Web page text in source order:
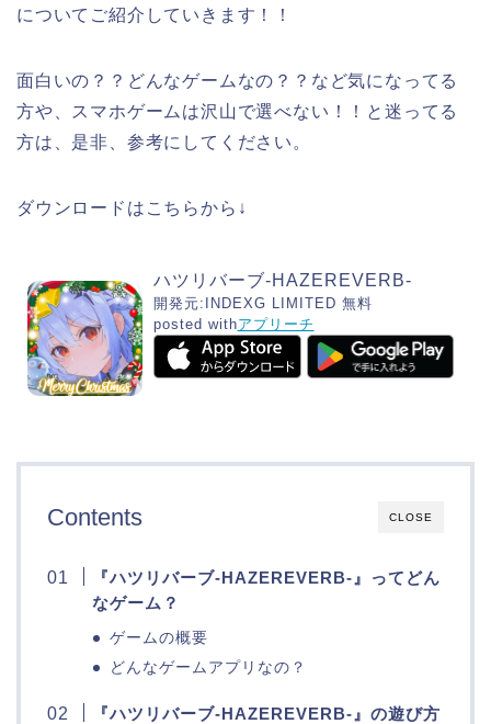
についてご紹介していきます！！
面白いの？？どんなゲームなの？？など気になってる
方や、スマホゲームは沢山で選べない！！と迷ってる
方は、是非、参考にしてください。
ダウンロードはこちらから↓
ハツリバーブ-HAZEREVERB-
開発元: INDEXG LIMITED 無料
posted withアプリーチ
CLOSE
Contents
『ハツリバーブ-HAZEREVERB-』ってどん
なゲーム？
ゲームの概要
どんなゲームアプリなの？
『ハツリバーブ-HAZEREVERB-』の遊び方